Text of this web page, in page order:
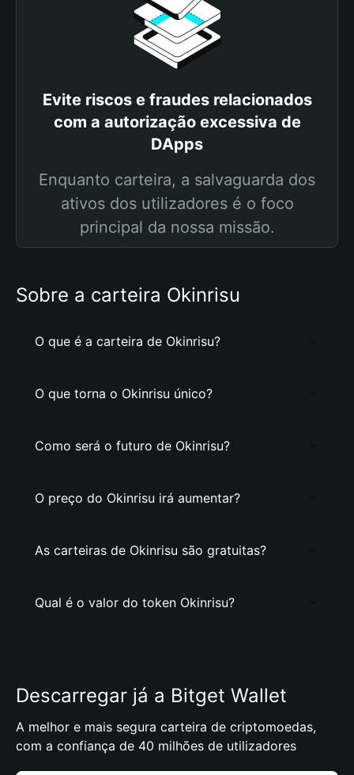
Evite riscos e fraudes relacionados
com a autorização excessiva de
DApps
Enquanto carteira, a salvaguarda dos
ativos dos utilizadores é o foco
principal da nossa missão.
Sobre a carteira Okinrisu
O que é a carteira de Okinrisu?
O que torna o Okinrisu único?
Como será o futuro de Okinrisu?
O preço do Okinrisu irá aumentar?
As carteiras de Okinrisu são gratuitas?
Qual é o valor do token Okinrisu?
Descarregar já a Bitget Wallet
A melhor e mais segura carteira de criptomoedas,
com a confiança de 40 milhões de utilizadores